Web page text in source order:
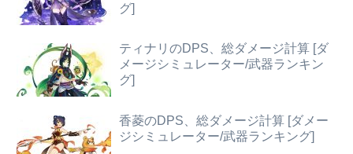
グ]
ティナリのDPS、総ダメージ計算 [ダ
メージシミュレーター/武器ランキン
グ]
香菱のDPS、総ダメージ計算 [ダメー
ジシミュレーター/武器ランキング]